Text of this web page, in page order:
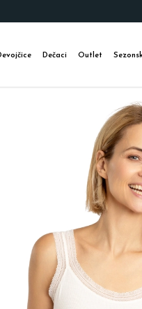
Dečaci Outlet